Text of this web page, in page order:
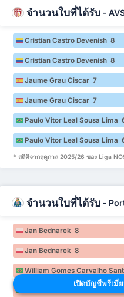
จำนวนใบที่ได้รับ -
Cristian Castro Devenish 8
Cristian Castro Devenish 8
Jaume Grau Ciscar 7
Jaume Grau Ciscar 7
Paulo Vitor Leal Sousa Lima
Paulo Vitor Leal Sousa Lima
* สถิติจากฤดูกาล 2025/26 ของ Liga
จำนวนใบที่ได้รับ -
Jan Bednarek 8
Jan Bednarek 8
William Gomes Carvalho
William Gomes Carvalho
เปิดบัญชีพรีเมี่